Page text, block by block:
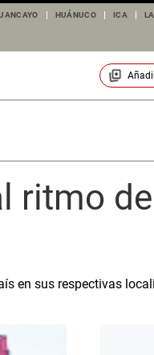
HUÁNUCO ICA
ritmo del
en sus respectivas